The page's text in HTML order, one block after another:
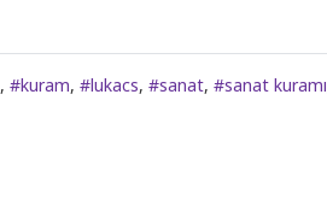
, #kuram, #lukacs, #sanat, #sanat kuramı